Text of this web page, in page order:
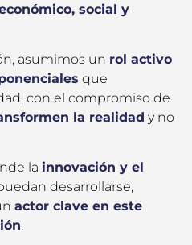
social y
asumimos un rol activo
que
con el compromiso de
la realidad y no
la innovación y el
desarrollarse,
actor clave en este
.